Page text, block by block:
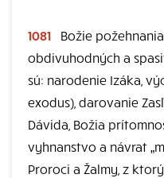
1081
Božie
obdivuhodných a
sú: narodenie Izáka,
exodus), darovanie
Dávida, Božia
vyhnanstvo a návrat
Proroci a Žalmy, z